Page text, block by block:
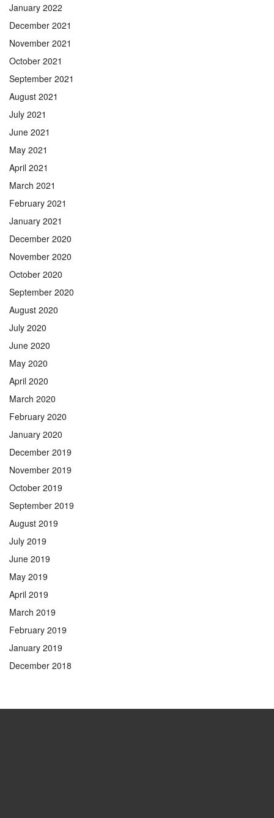
January 2022
December 2021
November 2021
October 2021
September 2021
August 2021
July 2021
June 2021
May 2021
April 2021
March 2021
February 2021
January 2021
December 2020
November 2020
October 2020
September 2020
August 2020
July 2020
June 2020
May 2020
April 2020
March 2020
February 2020
January 2020
December 2019
November 2019
October 2019
September 2019
August 2019
July 2019
June 2019
May 2019
April 2019
March 2019
February 2019
January 2019
December 2018